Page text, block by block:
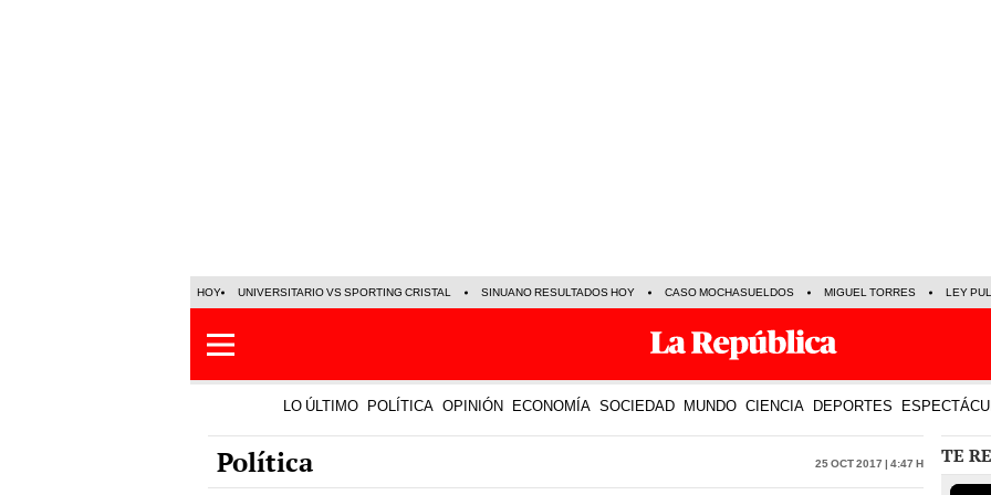
HOY UNIVERSITARIO VS SPORTING CRISTAL SINUANO RESULTADOS HOY CASO MOCHASUELDOS MIGUEL TORRES LEY
LO ÚLTIMO POLÍTICA OPINIÓN ECONOMÍA SOCIEDAD MUNDO CIENCIA DEPORTES
Política 25 Oct 2017 | 4:47 h TE